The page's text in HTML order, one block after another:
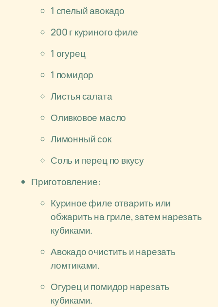
1 спелый авокадо
200 г куриного филе
1 огурец
1 помидор
Листья салата
Оливковое масло
Лимонный сок
Соль и перец по вкусу
Приготовление:
Куриное филе отварить или
обжарить на гриле, затем нарезать
кубиками.
Авокадо очистить и нарезать
ломтиками.
Огурец и помидор нарезать
кубиками.